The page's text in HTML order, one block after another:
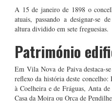
A 15 de janeiro de 1898 o
atuais, passando a designar-se
altura dividido em sete freguesias.
Património
Em Vila Nova de Paiva destaca-
reflexo da história deste
à Coelheira e de Fráguas, Anta
Casa da Moira ou Orca de